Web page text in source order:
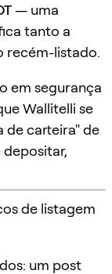
— uma
tanto a
recém-listado.
em segurança
Wallitelli se
de carteira" de
de listagem
um post